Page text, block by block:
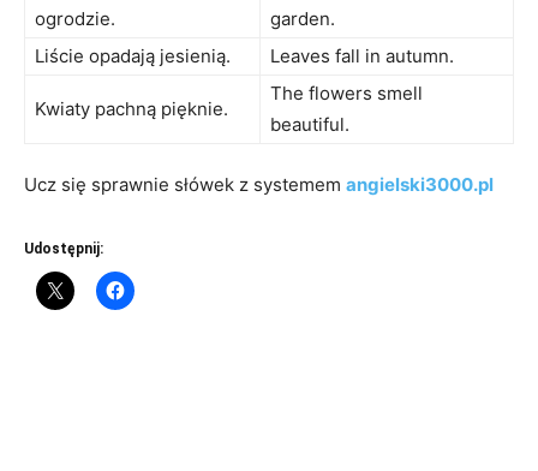
ogrodzie.
garden.
Liście opadają jesienią.
Leaves fall in autumn.
Kwiaty pachną pięknie.
The flowers smell
beautiful.
Ucz się sprawnie słówek z systemem angielski3000.pl
Udostępnij: